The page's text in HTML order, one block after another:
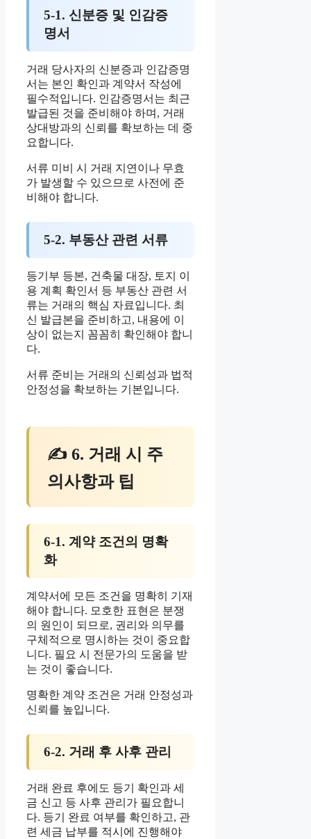
5-1. 신분증 및 인감증
명서
거래 당사자의 신분증과 인감증명
서는 본인 확인과 계약서 작성에
필수적입니다. 인감증명서는 최근
발급된 것을 준비해야 하며, 거래
상대방과의 신뢰를 확보하는 데 중
요합니다.
서류 미비 시 거래 지연이나 무효
가 발생할 수 있으므로 사전에 준
비해야 합니다.
5-2. 부동산 관련 서류
등기부 등본, 건축물 대장, 토지 이
용 계획 확인서 등 부동산 관련 서
류는 거래의 핵심 자료입니다. 최
신 발급본을 준비하고, 내용에 이
상이 없는지 꼼꼼히 확인해야 합니
다.
서류 준비는 거래의 신뢰성과 법적
안정성을 확보하는 기본입니다.
✍ 6. 거래 시 주
의사항과 팁
6-1. 계약 조건의 명확
화
계약서에 모든 조건을 명확히 기재
해야 합니다. 모호한 표현은 분쟁
의 원인이 되므로, 권리와 의무를
구체적으로 명시하는 것이 중요합
니다. 필요 시 전문가의 도움을 받
는 것이 좋습니다.
명확한 계약 조건은 거래 안정성과
신뢰를 높입니다.
6-2. 거래 후 사후 관리
거래 완료 후에도 등기 확인과 세
금 신고 등 사후 관리가 필요합니
다. 등기 완료 여부를 확인하고, 관
련 세금 납부를 적시에 진행해야